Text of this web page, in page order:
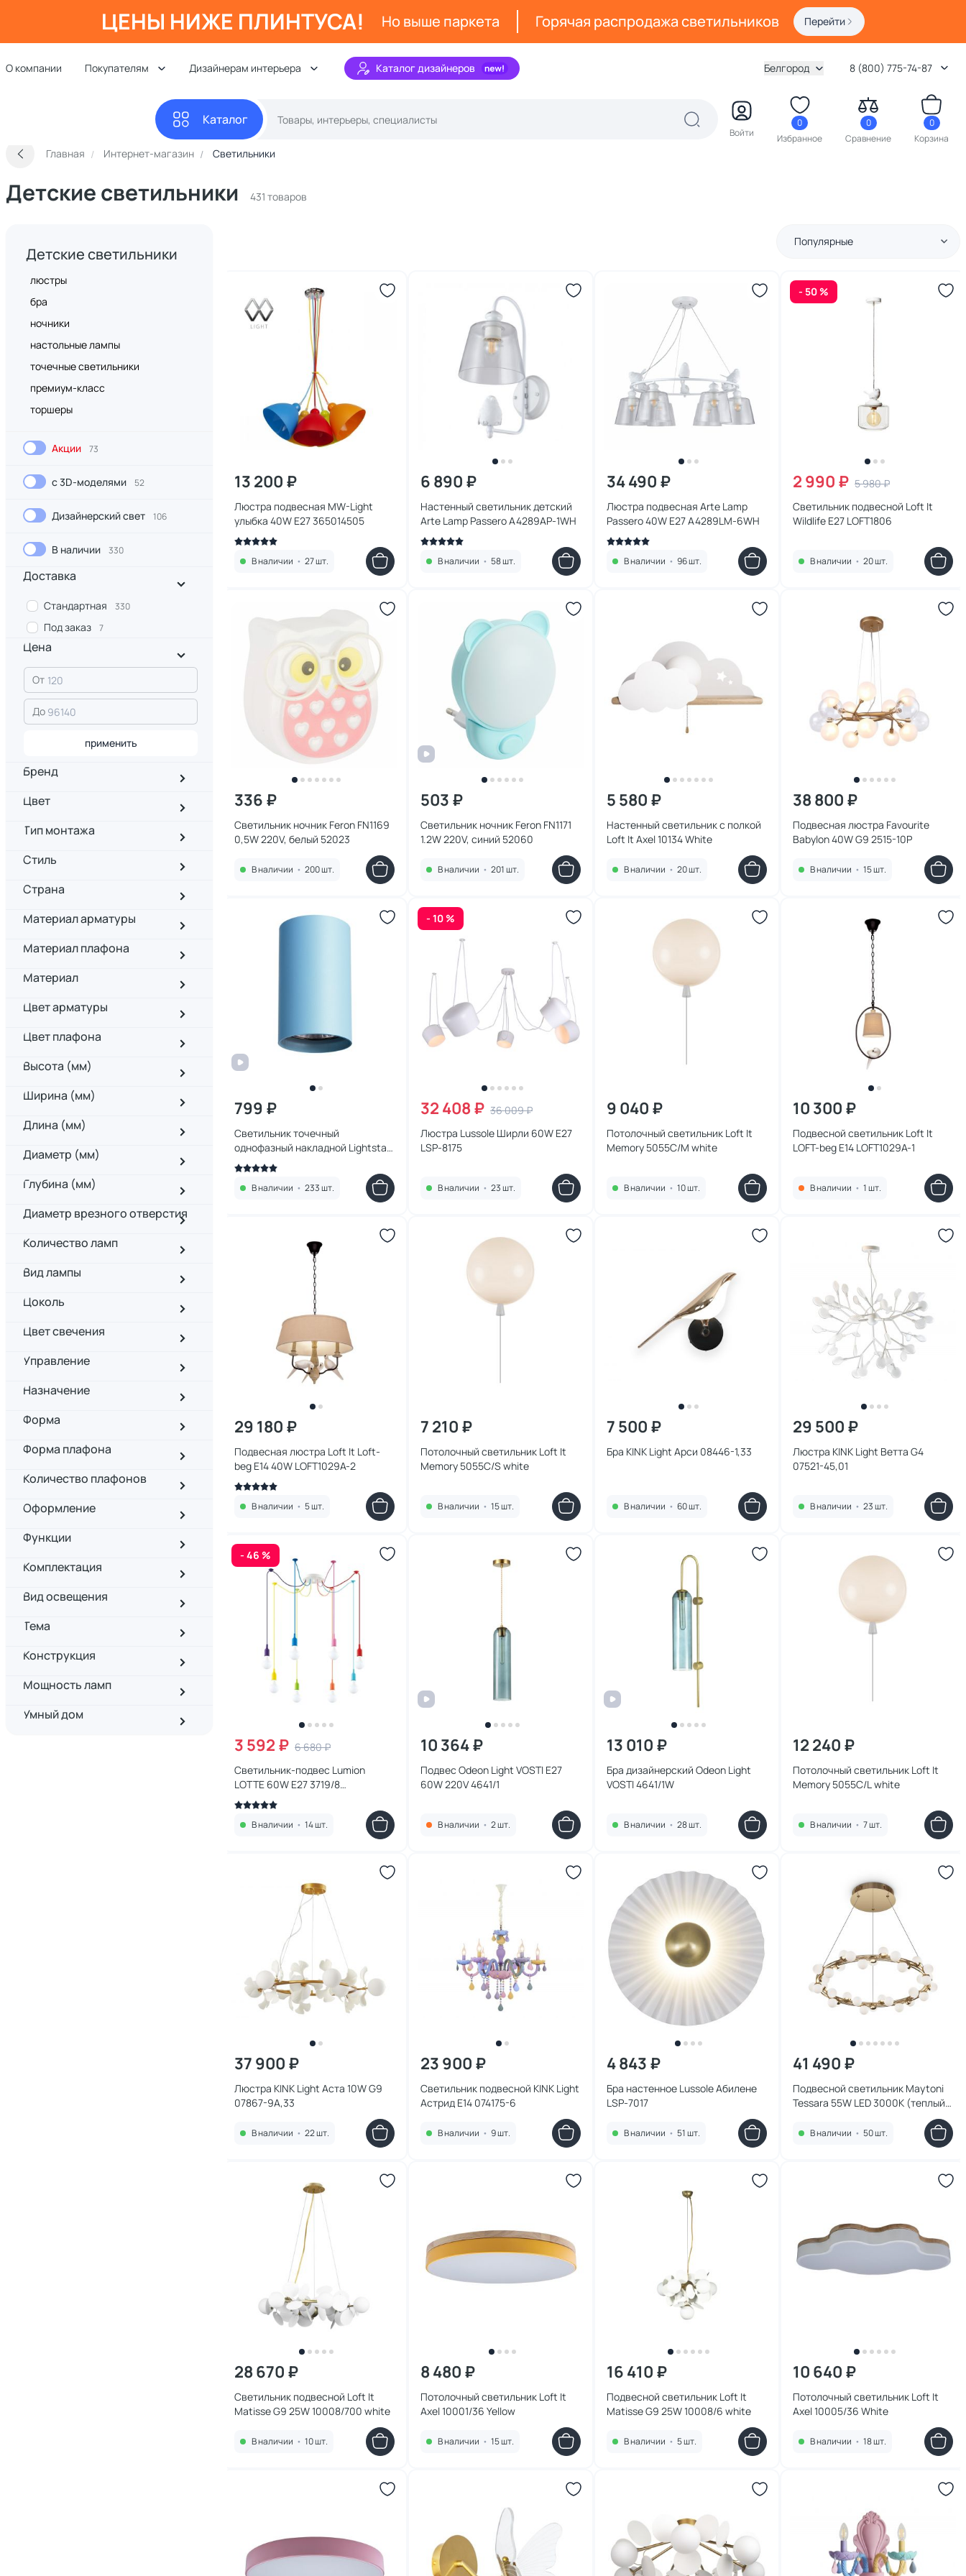
ЦЕНЫ НИЖЕ ПЛИНТУСА! Но выше паркета Горячая распродажа светильников Перейти
О компании Покупателям Дизайнерам интерьера Каталог дизайнеров Белгород 8 (800) 775-74-87
Каталог
Войти
0
Избранное
0
Сравнение
0
Корзина
Главная Интернет-магазин Светильники
Детские светильники 431 товаров
Детские светильники
люстры
бра
ночники
настольные лампы
точечные светильники
премиум-класс
торшеры
Акции 73
с 3D-моделями 52
Дизайнерский свет 106
В наличии 330
Доставка
Стандартная 330
Под заказ 7
Цена
От
До
применить
Бренд
Цвет
Тип монтажа
Стиль
Страна
Материал арматуры
Материал плафона
Материал
Цвет арматуры
Цвет плафона
Высота (мм)
Ширина (мм)
Длина (мм)
Диаметр (мм)
Глубина (мм)
Диаметр врезного отверстия
Количество ламп
Вид лампы
Цоколь
Цвет свечения
Управление
Назначение
Форма
Форма плафона
Количество плафонов
Оформление
Функции
Комплектация
Вид освещения
Тема
Конструкция
Мощность ламп
Умный дом
Популярные
13 200 ₽
Люстра подвесная MW-Light
улыбка 40W E27 365014505
В наличии • 27 шт.
6 890 ₽
Настенный светильник детский
Arte Lamp Passero A4289AP-1WH
В наличии • 58 шт.
34 490 ₽
Люстра подвесная Arte Lamp
Passero 40W E27 A4289LM-6WH
В наличии • 96 шт.
- 50 %
2 990 ₽ 5 980 ₽
Светильник подвесной Loft It
Wildlife E27 LOFT1806
В наличии • 20 шт.
336 ₽
Светильник ночник Feron FN1169
0,5W 220V, белый 52023
В наличии • 200 шт.
503 ₽
Светильник ночник Feron FN1171
1.2W 220V, синий 52060
В наличии • 201 шт.
5 580 ₽
Настенный светильник с полкой
Loft It Axel 10134 White
В наличии • 20 шт.
38 800 ₽
Подвесная люстра Favourite
Babylon 40W G9 2515-10P
В наличии • 15 шт.
799 ₽
Светильник точечный
однофазный накладной Lightstar
Rullo HP16 214435 голубой
В наличии • 233 шт.
- 10 %
32 408 ₽ 36 009 ₽
Люстра Lussole Ширли 60W E27
LSP-8175
В наличии • 23 шт.
9 040 ₽
Потолочный светильник Loft It
Memory 5055C/M white
В наличии • 10 шт.
10 300 ₽
Подвесной светильник Loft It
LOFT-beg E14 LOFT1029A-1
В наличии • 1 шт.
29 180 ₽
Подвесная люстра Loft It Loft-
beg E14 40W LOFT1029A-2
В наличии • 5 шт.
7 210 ₽
Потолочный светильник Loft It
Memory 5055C/S white
В наличии • 15 шт.
7 500 ₽
Бра KINK Light Арси 08446-1,33
В наличии • 60 шт.
29 500 ₽
Люстра KINK Light Ветта G4
07521-45,01
В наличии • 23 шт.
- 46 %
3 592 ₽ 6 680 ₽
Светильник-подвес Lumion
LOTTE 60W E27 3719/8
SUSPENTIONI
В наличии • 14 шт.
10 364 ₽
Подвес Odeon Light VOSTI E27
60W 220V 4641/1
В наличии • 2 шт.
13 010 ₽
Бра дизайнерский Odeon Light
VOSTI 4641/1W
В наличии • 28 шт.
12 240 ₽
Потолочный светильник Loft It
Memory 5055C/L white
В наличии • 7 шт.
37 900 ₽
Люстра KINK Light Аста 10W G9
07867-9A,33
В наличии • 22 шт.
23 900 ₽
Светильник подвесной KINK Light
Астрид E14 074175-6
В наличии • 9 шт.
4 843 ₽
Бра настенное Lussole Абилене
LSP-7017
В наличии • 51 шт.
41 490 ₽
Подвесной светильник Maytoni
Tessara 55W LED 3000К (теплый)
В наличии • 50 шт.
28 670 ₽
Светильник подвесной Loft It
Matisse G9 25W 10008/700 white
В наличии • 10 шт.
8 480 ₽
Потолочный светильник Loft It
Axel 10001/36 Yellow
В наличии • 15 шт.
16 410 ₽
Подвесной светильник Loft It
Matisse G9 25W 10008/6 white
В наличии • 5 шт.
10 640 ₽
Потолочный светильник Loft It
Axel 10005/36 White
В наличии • 18 шт.